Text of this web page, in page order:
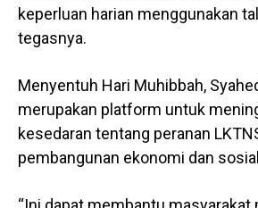
keperluan harian menggunakan
tegasnya.
Menyentuh Hari Muhibbah,
merupakan platform untuk
kesedaran tentang peranan
pembangunan ekonomi dan